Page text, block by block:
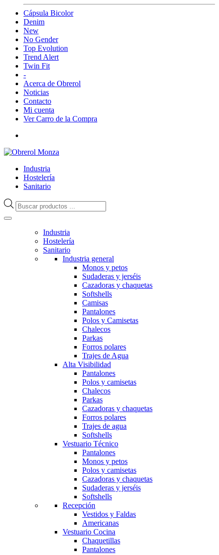
Cápsula Bicolor
Denim
New
No Gender
Top Evolution
Trend Alert
Twin Fit
-
Acerca de Obrerol
Noticias
Contacto
Mi cuenta
Ver Carro de la Compra
Industria
Hostelería
Sanitario
Búsqueda
de
Industria
Hostelería
Sanitario
Industria general
Monos y petos
Sudaderas y jerséis
Cazadoras y chaquetas
Softshells
Camisas
Pantalones
Polos y Camisetas
Chalecos
Parkas
Forros polares
Trajes de Agua
Alta Visibilidad
Pantalones
Polos y camisetas
Chalecos
Parkas
Cazadoras y chaquetas
Forros polares
Trajes de agua
Softshells
Vestuario Técnico
Pantalones
Monos y petos
Polos y camisetas
Cazadoras y chaquetas
Sudaderas y jerséis
Softshells
Recepción
Vestidos y Faldas
Americanas
Vestuario Cocina
Chaquetillas
Pantalones